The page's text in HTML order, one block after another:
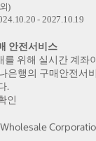
)
- 2027.10.19
안전서비스
를 위해 실시간 계좌
은행의 구매안전서
.
인